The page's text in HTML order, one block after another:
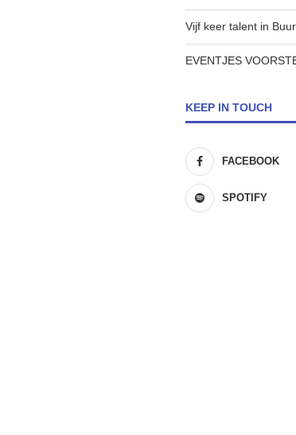
Vijf keer talent in
EVENTJES
KEEP IN TOUCH
FACEBOOK
SPOTIFY